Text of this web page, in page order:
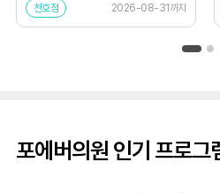
천호점 2026-08-31까지
포에버의원 인기 프로그